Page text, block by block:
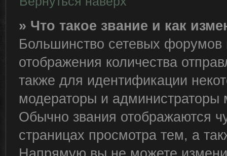
» Что такое звание и как
Большинство сетевых форумов
отображения количества
также для идентификации
модераторы и администраторы
Обычно звания отображаются
страницах просмотра тем, а